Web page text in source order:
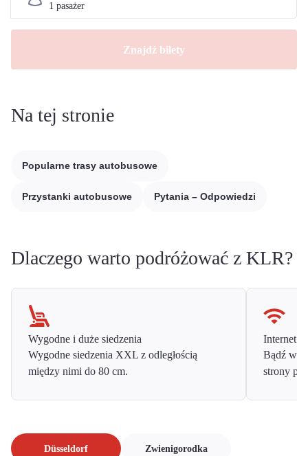
Znajdź bilety
Na tej stronie
Popularne trasy autobusowe
Przystanki autobusowe Pytania – Odpowiedzi
Dlaczego warto podróżować z KLR?
Wygodne i duże siedzenia
Wygodne siedzenia XXL z odległością
między nimi do 80 cm.
Internet
Bądź w
strony
Düsseldorf Zwienigorodka